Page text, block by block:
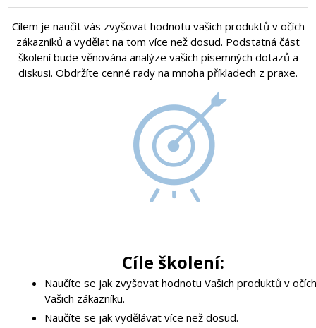
Cílem je naučit vás zvyšovat hodnotu vašich produktů v očích
zákazníků a vydělat na tom více než dosud. Podstatná část
školení bude věnována analýze vašich písemných dotazů a
diskusi. Obdržíte cenné rady na mnoha příkladech z praxe.
Cíle školení:
Naučíte se jak zvyšovat hodnotu Vašich produktů v očích
Vašich zákazníku.
Naučíte se jak vydělávat více než dosud.